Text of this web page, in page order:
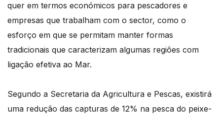
quer em termos económicos para pescadores e
empresas que trabalham com o sector, como o
esforço em que se permitam manter formas
tradicionais que caracterizam algumas regiões com
ligação efetiva ao Mar.
Segundo a Secretaria da Agricultura e Pescas, existirá
uma redução das capturas de 12% na pesca do peixe-